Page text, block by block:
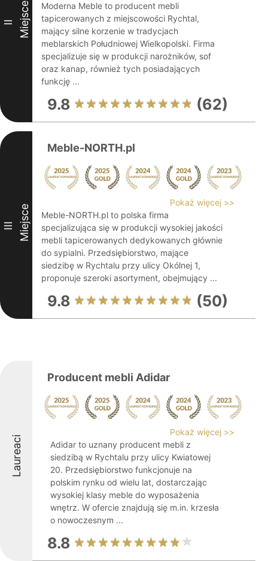
II Miejsce
Moderna Meble to producent mebli
tapicerowanych z miejscowości Rychtal,
mający silne korzenie w tradycjach
meblarskich Południowej Wielkopolski. Firma
specjalizuje się w produkcji narożników, sof
oraz kanap, również tych posiadających
funkcję ...
9.8 (62)
III Miejsce
Meble-NORTH.pl
Pokaż więcej >>
Meble-NORTH.pl to polska firma
specjalizująca się w produkcji wysokiej jakości
mebli tapicerowanych dedykowanych głównie
do sypialni. Przedsiębiorstwo, mające
siedzibę w Rychtalu przy ulicy Okólnej 1,
proponuje szeroki asortyment, obejmujący ...
9.8 (50)
Laureaci
Producent mebli Adidar
Pokaż więcej >>
Adidar to uznany producent mebli z
siedzibą w Rychtalu przy ulicy Kwiatowej
20. Przedsiębiorstwo funkcjonuje na
polskim rynku od wielu lat, dostarczając
wysokiej klasy meble do wyposażenia
wnętrz. W ofercie znajdują się m.in. krzesła
o nowoczesnym ...
8.8